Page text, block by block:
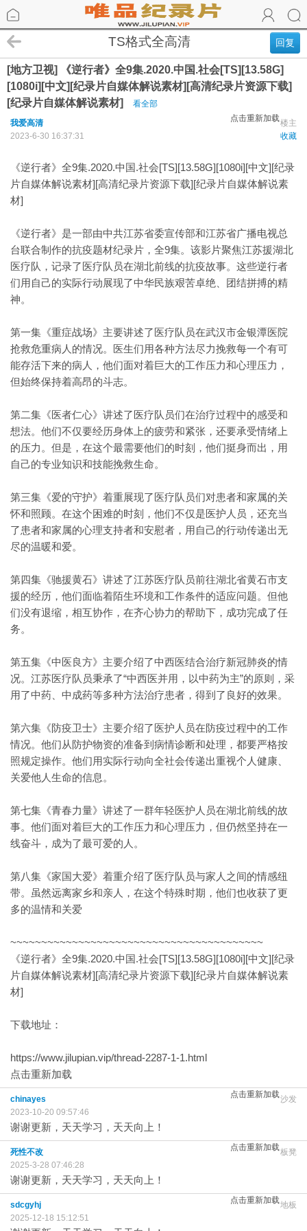
回复
TS格式全高清
[地方卫视] 《逆行者》全9集.2020.中国.社会[TS][13.58G]
[1080i][中文][纪录片自媒体解说素材][高清纪录片资源下载]
[纪录片自媒体解说素材]
看全部
点击重新加载楼主
我爱高清
收藏
2023-6-30 16:37:31
《逆行者》全9集.2020.中国.社会[TS][13.58G][1080i][中文][纪录
片自媒体解说素材][高清纪录片资源下载][纪录片自媒体解说素
材]
《逆行者》是一部由中共江苏省委宣传部和江苏省广播电视总
台联合制作的抗疫题材纪录片，全9集。该影片聚焦江苏援湖北
医疗队，记录了医疗队员在湖北前线的抗疫故事。这些逆行者
们用自己的实际行动展现了中华民族艰苦卓绝、团结拼搏的精
神。
第一集《重症战场》主要讲述了医疗队员在武汉市金银潭医院
抢救危重病人的情况。医生们用各种方法尽力挽救每一个有可
能存活下来的病人，他们面对着巨大的工作压力和心理压力，
但始终保持着高昂的斗志。
第二集《医者仁心》讲述了医疗队员们在治疗过程中的感受和
想法。他们不仅要经历身体上的疲劳和紧张，还要承受情绪上
的压力。但是，在这个最需要他们的时刻，他们挺身而出，用
自己的专业知识和技能挽救生命。
第三集《爱的守护》着重展现了医疗队员们对患者和家属的关
怀和照顾。在这个困难的时刻，他们不仅是医护人员，还充当
了患者和家属的心理支持者和安慰者，用自己的行动传递出无
尽的温暖和爱。
第四集《驰援黄石》讲述了江苏医疗队员前往湖北省黄石市支
援的经历，他们面临着陌生环境和工作条件的适应问题。但他
们没有退缩，相互协作，在齐心协力的帮助下，成功完成了任
务。
第五集《中医良方》主要介绍了中西医结合治疗新冠肺炎的情
况。江苏医疗队员秉承了“中西医并用，以中药为主”的原则，采
用了中药、中成药等多种方法治疗患者，得到了良好的效果。
第六集《防疫卫士》主要介绍了医护人员在防疫过程中的工作
情况。他们从防护物资的准备到病情诊断和处理，都要严格按
照规定操作。他们用实际行动向全社会传递出重视个人健康、
关爱他人生命的信息。
第七集《青春力量》讲述了一群年轻医护人员在湖北前线的故
事。他们面对着巨大的工作压力和心理压力，但仍然坚持在一
线奋斗，成为了最可爱的人。
第八集《家国大爱》着重介绍了医疗队员与家人之间的情感纽
带。虽然远离家乡和亲人，在这个特殊时期，他们也收获了更
多的温情和关爱
~~~~~~~~~~~~~~~~~~~~~~~~~~~~~~~~~~~~~~~~~
《逆行者》全9集.2020.中国.社会[TS][13.58G][1080i][中文][纪录
片自媒体解说素材][高清纪录片资源下载][纪录片自媒体解说素
材]
下载地址：
https://www.jilupian.vip/thread-2287-1-1.html
点击重新加载
点击重新加载沙发
chinayes
2023-10-20 09:57:46
谢谢更新，天天学习，天天向上！
点击重新加载板凳
死性不改
2025-3-28 07:46:28
谢谢更新，天天学习，天天向上！
点击重新加载地板
sdcgyhj
2025-12-18 15:12:51